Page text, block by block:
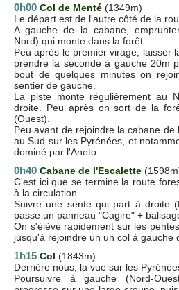
0h00 Col de Menté (1349m)
Le départ est de l'autre côté de la
A gauche de la cabane,
Nord) qui monte dans la forêt.
Peu après le premier virage, laisser
prendre la seconde à gauche 20m
bout de quelques minutes on
sentier de gauche.
La piste monte régulièrement au
droite. Peu après on sort de la
(Ouest).
Peu avant de rejoindre la cabane
au Sud sur les Pyrénées, et
dominé par l'Aneto.
0h40 Cabane de l'Escalette
C'est ici que se termine la route
à la circulation.
Suivre une sente qui part à droite
passe un panneau "Cagire" +
On s'élève rapidement sur les
jusqu'à rejoindre un un col à gauche
1h15 Col (1843m)
Derrière nous, la vue sur les
Poursuivre à gauche (Nord-